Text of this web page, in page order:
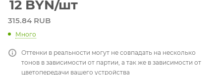
12 BYN/шт
315.84 RUB
Много
Оттенки в реальности могут не совпадать на несколько
тонов в зависимости от партии, а так же в зависимости от
цветопередачи вашего устройства